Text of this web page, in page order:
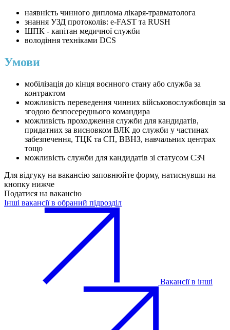
наявність чинного диплома лікаря-травматолога
знання УЗД протоколів: e-FAST та RUSH
ШПК - капітан медичної служби
володіння техніками DCS
Умови
мобілізація до кінця воєнного стану або служба за
контрактом
можливість переведення чинних військовослужбовців за
згодою безпосереднього командира
можливість проходження служби для кандидатів,
придатних за висновком ВЛК до служби у частинах
забезпечення, ТЦК та СП, ВВНЗ, навчальних центрах
тощо
можливість служби для кандидатів зі статусом СЗЧ
Для відгуку на вакансію заповнюйте форму, натиснувши на
кнопку нижче
Податися на вакансію
Інші вакансії в обраний підрозділ
Вакансії в інші